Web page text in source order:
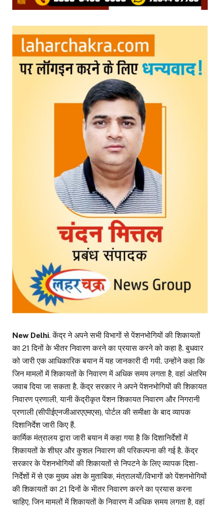
New Delhi. केंद्र ने अपने सभी विभागों से पेंशनभोगियों की शिकायतों
का 21 दिनों के भीतर निवारण करने का प्रयास करने को कहा है. बुधवार
को जारी एक आधिकारिक बयान में यह जानकारी दी गयी. उन्होंने कहा कि
जिन मामलों में शिकायतों के निवारण में अधिक समय लगता है, वहां अंतरिम
जवाब दिया जा सकता है. केंद्र सरकार ने अपने पेंशनभोगियों की शिकायत
निवारण प्रणाली, यानी केंद्रीकृत पेंशन शिकायत निवारण और निगरानी
प्रणाली (सीपीईएनजीआरएएमएस), पोर्टल की समीक्षा के बाद व्यापक
दिशानिर्देश जारी किए हैं.
कार्मिक मंत्रालय द्वारा जारी बयान में कहा गया है कि दिशानिर्देशों में
शिकायतों के शीघ्र और कुशल निवारण की परिकल्पना की गई है. केंद्र
सरकार के पेंशनभोगियों की शिकायतों से निपटने के लिए व्यापक दिशा-
निर्देशों में से एक मुख्य अंश के मुताबिक, मंत्रालयों/विभागों को पेंशनभोगियों
की शिकायतों का 21 दिनों के भीतर निवारण करने का प्रयास करना
चाहिए. जिन मामलों में शिकायतों के निवारण में अधिक समय लगता है, वहां